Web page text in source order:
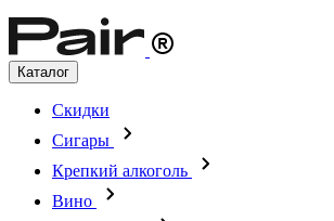
Каталог
Скидки
Сигары
Крепкий алкоголь
Вино